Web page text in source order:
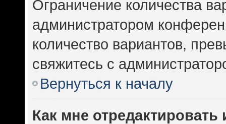
Ограничение количества
администратором
количество вариантов,
свяжитесь с
Вернуться к началу
Как мне